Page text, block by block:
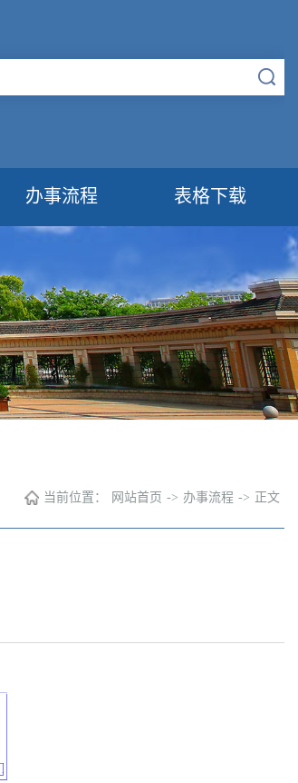
办事流程 表格下载
当前位置： 网站首页 -> 办事流程 -> 正文